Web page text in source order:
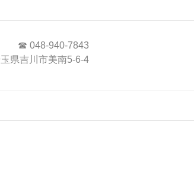
☎ 048-940-7843
県吉川市美南5-6-4